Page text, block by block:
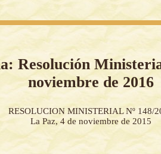
Resolución
noviembre de 2016
RESOLUCION MINISTERIAL Nº 148/
La Paz, 4 de noviembre de 2015